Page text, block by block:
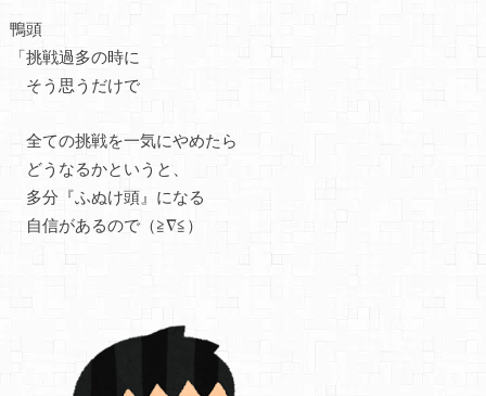
鴨頭
「挑戦過多の時に
そう思うだけで
全ての挑戦を一気にやめたら
どうなるかというと、
多分『ふぬけ頭』になる
自信があるので（≧∇≦）